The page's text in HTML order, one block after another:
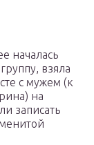
началась
взяла
с мужем (к
на
записать